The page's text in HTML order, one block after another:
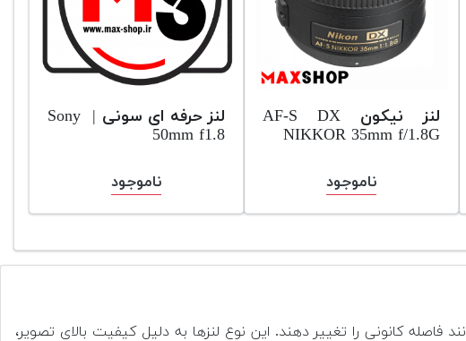
لنز نیکون AF-S DX
NIKKOR 35mm f/1.8G
ناموجود
لنز حرفه ای سونی | Sony
50mm f1.8
ناموجود
فاصله کانونی را تغییر دهند. این نوع لنزها به دلیل کیفیت بالای تصویر،